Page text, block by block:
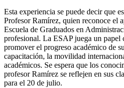
Esta experiencia se puede decir que
Profesor Ramírez, quien reconoce el
Escuela de Graduados en
profesional. La ESAP juega un papel
promover el progreso académico de
capacitación, la movilidad
académicos. Se espera que los
profesor Ramírez se reflejen en sus
para el 20 de julio.